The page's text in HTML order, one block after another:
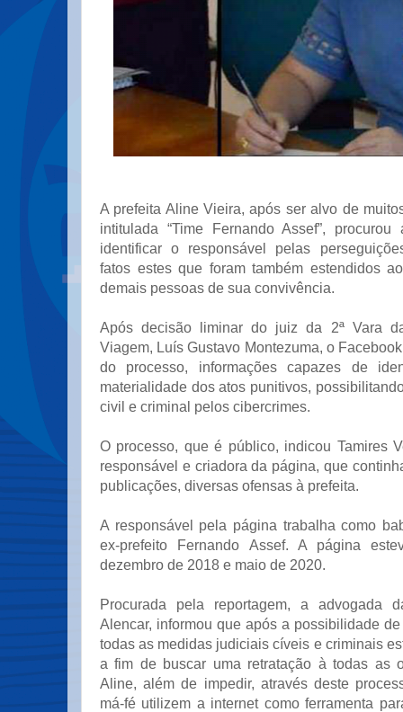
A prefeita Aline Vieira, após ser alvo de
intitulada “Time Fernando Assef”,
identificar o responsável pelas
fatos estes que foram também estendidos
demais pessoas de sua convivência.
Após decisão liminar do juiz da 2ª Vara
Viagem, Luís Gustavo Montezuma, o
do processo, informações capazes de
materialidade dos atos punitivos,
civil e criminal pelos cibercrimes.
O processo, que é público, indicou Tamires
responsável e criadora da página, que
publicações, diversas ofensas à prefeita.
A responsável pela página trabalha como
ex-prefeito Fernando Assef. A página
dezembro de 2018 e maio de 2020.
Procurada pela reportagem, a advogada
Alencar, informou que após a possibilidade
todas as medidas judiciais cíveis e criminais
a fim de buscar uma retratação à todas as
Aline, além de impedir, através deste
má-fé utilizem a internet como ferramenta